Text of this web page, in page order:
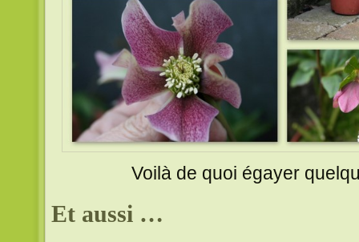
Voilà de quoi égayer
Et aussi …